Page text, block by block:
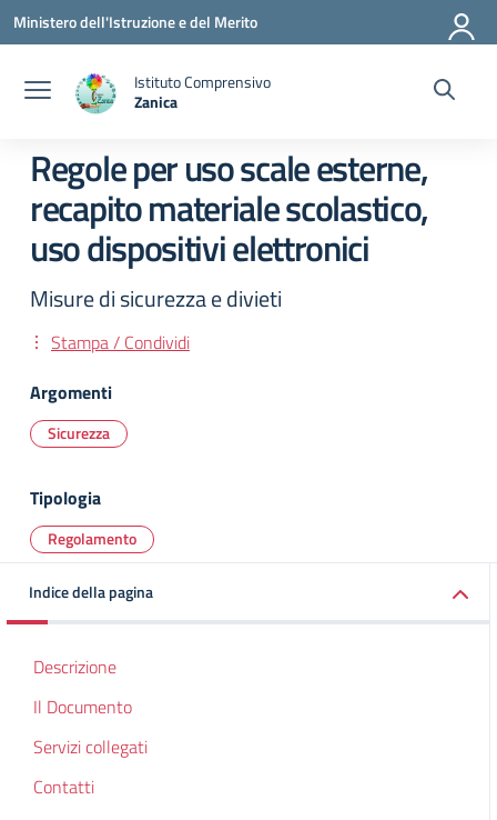
Vai ai contenuti
Vai al menu di navigazione
Vai al footer
Ministero dell'Istruzione e del Merito
Istituto Comprensivo
Zanica
Regole per uso scale esterne,
recapito materiale scolastico,
uso dispositivi elettronici
Misure di sicurezza e divieti
Stampa / Condividi
Argomenti
Sicurezza
Tipologia
Regolamento
Indice della pagina
Descrizione
Il Documento
Servizi collegati
Contatti